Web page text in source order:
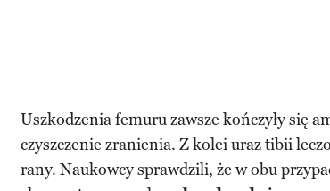
Uszkodzenia femuru zawsze kończyły się
czyszczenie zranienia. Z kolei uraz tibii
rany. Naukowcy sprawdzili, że w obu